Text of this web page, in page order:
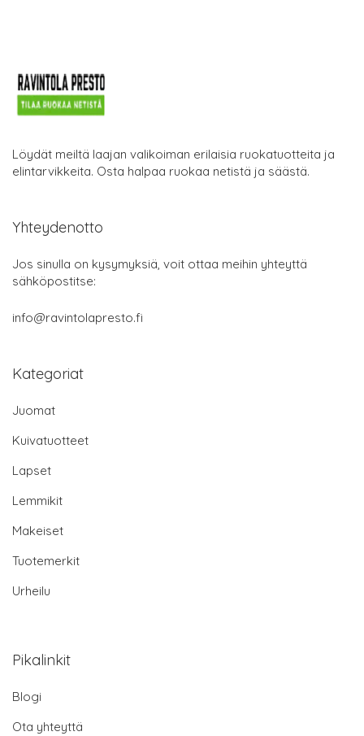
Löydät meiltä laajan valikoiman erilaisia ruokatuotteita ja
elintarvikkeita. Osta halpaa ruokaa netistä ja säästä.
Yhteydenotto
Jos sinulla on kysymyksiä, voit ottaa meihin yhteyttä
sähköpostitse:
info@ravintolapresto.fi
Kategoriat
Juomat
Kuivatuotteet
Lapset
Lemmikit
Makeiset
Tuotemerkit
Urheilu
Pikalinkit
Blogi
Ota yhteyttä